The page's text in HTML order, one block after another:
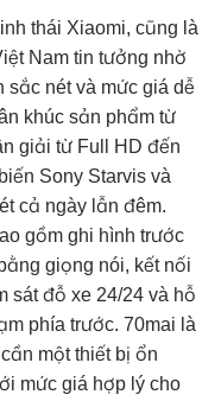
thái Xiaomi, cũng là
Nam tin tưởng nhờ
sắc nét và mức giá dễ
khúc sản phẩm từ
giải từ Full HD đến
Sony Starvis và
cả ngày lẫn đêm.
gồm ghi hình trước
giọng nói, kết nối
sát đỗ xe 24/24 và hỗ
phía trước. 70mai là
một thiết bị ổn
mức giá hợp lý cho